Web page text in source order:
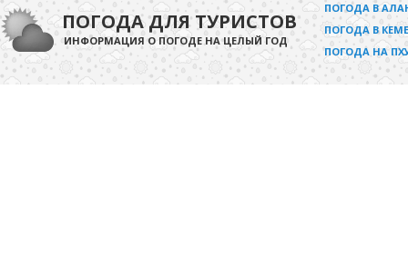
ПОГОДА ДЛЯ ТУРИСТОВ
ИНФОРМАЦИЯ О ПОГОДЕ НА ЦЕЛЫЙ ГОД
ПОГОДА В
ПОГОДА В
ПОГОДА НА